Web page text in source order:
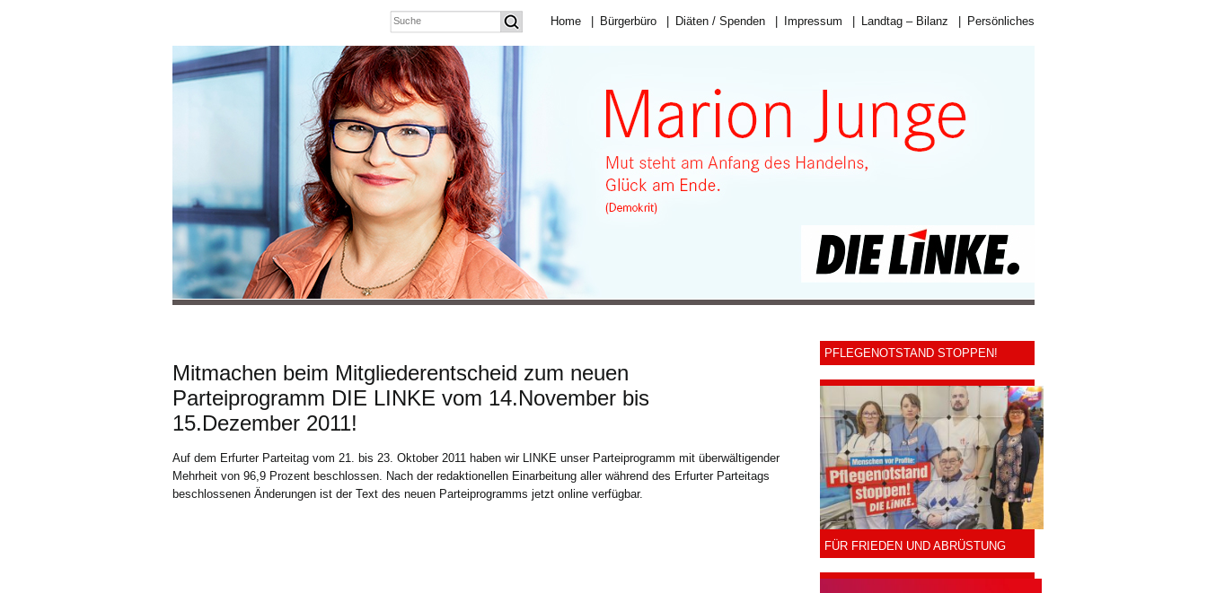
Home Bürgerbüro Diäten / Spenden Impressum Landtag – Bilanz Persönliches
Mitmachen beim Mitgliederentscheid zum neuen
Parteiprogramm DIE LINKE vom 14.November bis
15.Dezember 2011!
Auf dem Erfurter Parteitag vom 21. bis 23. Oktober 2011 haben wir LINKE unser Parteiprogramm mit überwältigender
Mehrheit von 96,9 Prozent beschlossen. Nach der redaktionellen Einarbeitung aller während des Erfurter Parteitags
beschlossenen Änderungen ist der Text des neuen Parteiprogramms jetzt online verfügbar.
PFLEGENOTSTAND STOPPEN!
FÜR FRIEDEN UND ABRÜSTUNG